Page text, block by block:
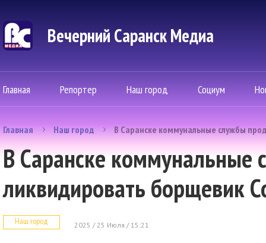
Вечерний Саранск Mедиа
Главная Репортер Наш город Социум
Главная Наш город В Саранске коммунальные службы
В Саранске
ликвидировать борщевик
Наш город 2025 / 25 Июля / 15:21